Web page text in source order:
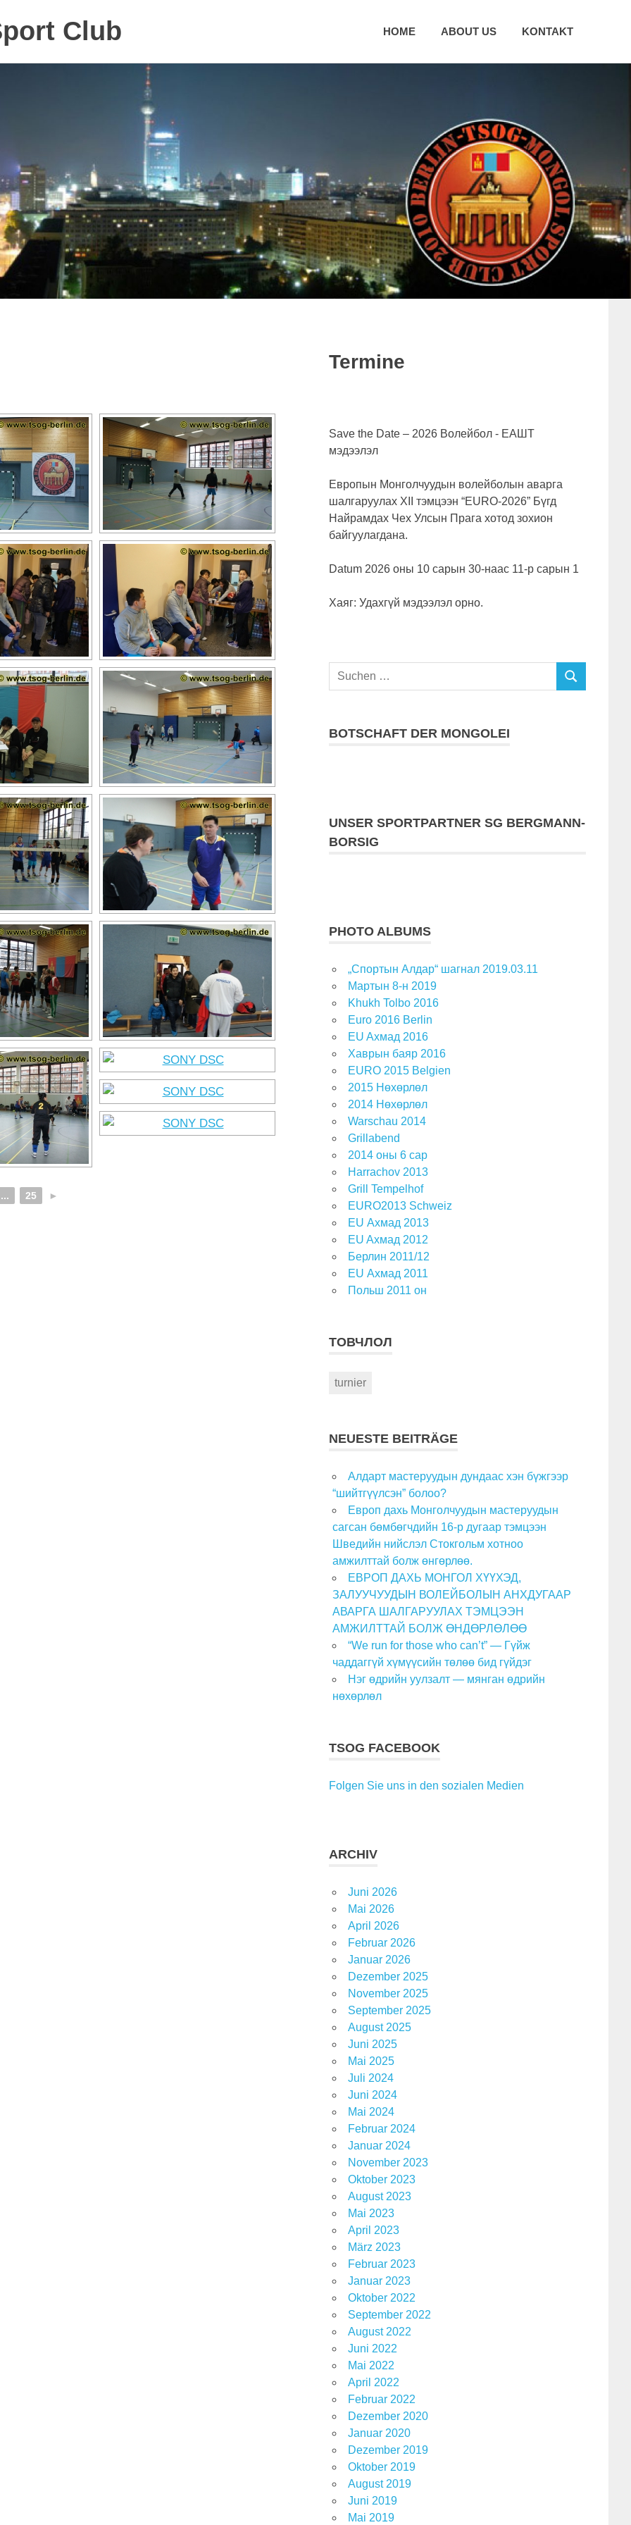
Club HOME ABOUT US KONTAKT
... 25 ►
Termine
Save the Date – 2026 Волейбол - ЕАШТ
мэдээлэл
Европын Монголчуудын волейболын аварга
шалгаруулах XII тэмцээн “EURO-2026” Бүгд
Найрамдах Чех Улсын Прага хотод зохион
байгуулагдана.
Datum 2026 оны 10 сарын 30-наас 11-р сарын 1
Хаяг: Удахгүй мэдээлэл орно.
Suchen
SUCHEN
BOTSCHAFT DER MONGOLEI
UNSER SPORTPARTNER SG BERGMANN-
BORSIG
PHOTO ALBUMS
„Спортын Алдар“ шагнал 2019.03.11
Мартын 8-н 2019
Khukh Tolbo 2016
Euro 2016 Berlin
EU Aхмад 2016
Хаврын баяр 2016
EURO 2015 Belgien
2015 Нөхөрлөл
2014 Нөхөрлөл
Warschau 2014
Grillabend
2014 оны 6 сар
Harrachov 2013
Grill Tempelhof
EURO2013 Schweiz
EU Ахмад 2013
EU Aхмад 2012
Берлин 2011/12
EU Ахмад 2011
Польш 2011 он
ТОВЧЛОЛ
turnier
NEUESTE BEITRÄGE
Алдарт мастеруудын дундаас хэн бүжгээр
“шийтгүүлсэн” болоо?
Европ дахь Монголчуудын мастеруудын
сагсан бөмбөгчдийн 16-р дугаар тэмцээн
Шведийн нийслэл Стокгольм хотноо
амжилттай болж өнгөрлөө.
ЕВРОП ДАХЬ МОНГОЛ ХҮҮХЭД,
ЗАЛУУЧУУДЫН ВОЛЕЙБОЛЫН АНХДУГААР
АВАРГА ШАЛГАРУУЛАХ ТЭМЦЭЭН
АМЖИЛТТАЙ БОЛЖ ӨНДӨРЛӨЛӨӨ
“We run for those who can’t” — Гүйж
чаддаггүй хүмүүсийн төлөө бид гүйдэг
Нэг өдрийн уулзалт — мянган өдрийн
нөхөрлөл
TSOG FACEBOOK
Folgen Sie uns in den sozialen Medien
ARCHIV
Juni 2026
Mai 2026
April 2026
Februar 2026
Januar 2026
Dezember 2025
November 2025
September 2025
August 2025
Juni 2025
Mai 2025
Juli 2024
Juni 2024
Mai 2024
Februar 2024
Januar 2024
November 2023
Oktober 2023
August 2023
Mai 2023
April 2023
März 2023
Februar 2023
Januar 2023
Oktober 2022
September 2022
August 2022
Juni 2022
Mai 2022
April 2022
Februar 2022
Dezember 2020
Januar 2020
Dezember 2019
Oktober 2019
August 2019
Juni 2019
Mai 2019